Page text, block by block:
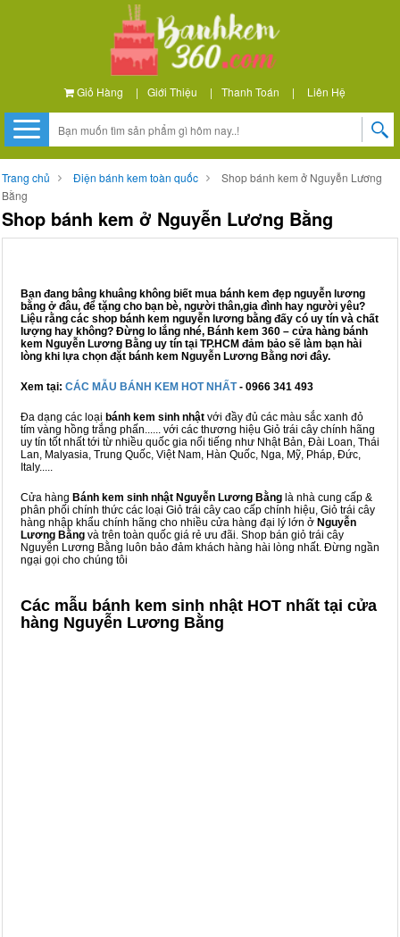
Giỏ Hàng | Giới Thiệu | Thanh Toán | Liên Hệ
Trang chủ Điện bánh kem toàn quốc
Shop bánh kem ở Nguyễn Lương
Bằng
Shop bánh kem ở Nguyễn Lương Bằng
Bạn đang bâng khuâng không biết mua bánh kem đẹp nguyễn lương
bằng ở đâu, để tặng cho bạn bè, người thân,gia đình hay người yêu?
Liệu rằng các shop bánh kem nguyễn lương bằng đấy có uy tín và chất
lượng hay không? Đừng lo lắng nhé, Bánh kem 360 – cửa hàng bánh
kem Nguyễn Lương Bằng uy tín tại TP.HCM đảm bảo sẽ làm bạn hài
lòng khi lựa chọn đặt bánh kem Nguyễn Lương Bằng nơi đây.
Xem tại: CÁC MẪU BÁNH KEM HOT NHẤT- 0966 341 493
Đa dạng các loại bánh kem sinh nhật với đầy đủ các màu sắc xanh đỏ
tím vàng hồng trắng phấn...... với các thương hiệu Giỏ trái cây chính hãng
uy tín tốt nhất tới từ nhiều quốc gia nổi tiếng như Nhật Bản, Đài Loan, Thái
Lan, Malyasia, Trung Quốc, Việt Nam, Hàn Quốc, Nga, Mỹ, Pháp, Đức,
Italy.....
Cửa hàng Bánh kem sinh nhật Nguyễn Lương Bằng là nhà cung cấp &
phân phối chính thức các loại Giỏ trái cây cao cấp chính hiệu, Giỏ trái cây
hàng nhập khẩu chính hãng cho nhiều cửa hàng đại lý lớn ở Nguyễn
Lương Bằng và trên toàn quốc giá rẻ ưu đãi. Shop bán giỏ trái cây
Nguyễn Lương Bằng luôn bảo đảm khách hàng hài lòng nhất. Đừng ngần
ngại gọi cho chúng tôi
Các mẫu bánh kem sinh nhật HOT nhất tại cửa
hàng Nguyễn Lương Bằng